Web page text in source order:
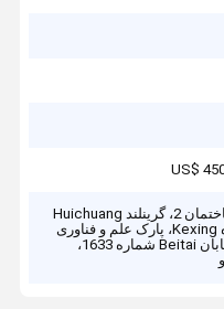
US$
اتاق 629، طبقه 6، ساختمان 2، گرینلند Huichuang
Plaza، شماره 6 جاده Kexing، پارک علم و فناوری
خصوصی گوانگژو، خیابان Beitai شماره 1633،